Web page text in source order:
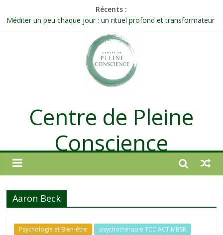
Récents :
Méditer un peu chaque jour : un rituel profond et transformateur
Célébrer la Vie jusque dans les petites actions
Quand on n’arrive plus à agir : et si ce n’était pas un manque de
Une attention consciente d’elle-même, non dirigée par le mental
Centre de Pleine
Conscience
Aaron Beck
Psychologie et Bien-être psychothérapie TCC ACT MBSR